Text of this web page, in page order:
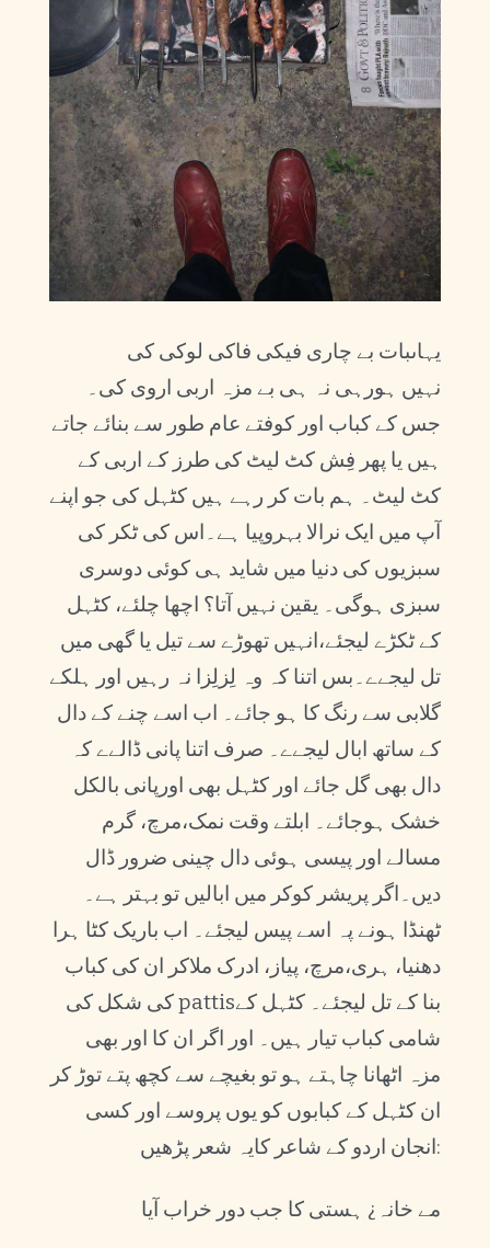
نہیں ہورہی نہ ہی بے مزہ اربی اروی کی۔
جس کے کباب اور کوفتے عام طور سے بنائے جاتے
ہیں یا پھر فِش کٹ لیٹ کی طرز کے اربی کے
کٹ لیٹ۔ ہم بات کر رہے ہیں کٹہل کی جو اپنے
آپ میں ایک نرالا بہروپیا ہے۔اس کی ٹکر کی
سبزیوں کی دنیا میں شاید ہی کوئی دوسری
سبزی ہوگی۔ یقین نہیں آتا؟ اچھا چلئے، کٹہل
کے ٹکڑے لیجئے،انہیں تھوڑے سے تیل یا گھی میں
تل لیجےے۔بس اتنا کہ وہ لِزلِزا نہ رہیں اور ہلکے
گلابی سے رنگ کا ہو جائے۔ اب اسے چنے کے دال
کے ساتھ ابال لیجےے۔ صرف اتنا پانی ڈالےے کہ
دال بھی گل جائے اور کٹہل بھی اورپانی بالکل
خشک ہوجائے۔ ابلتے وقت نمک،مرچ، گرم
مسالے اور پیسی ہوئی دال چینی ضرور ڈال
دیں۔اگر پریشر کوکر میں ابالیں تو بہتر ہے۔
ٹھنڈا ہونے پہ اسے پیس لیجئے۔ اب باریک کٹا ہرا
دھنیا، ہری،مرچ، پیاز، ادرک ملاکر ان کی کباب
کی شکل کی pattisبنا کے تل لیجئے۔ کٹہل کے
شامی کباب تیار ہیں۔ اور اگر ان کا اور بھی
مزہ اٹھانا چاہتے ہو تو بغیچے سے کچھ پتے توڑ کر
ان کٹہل کے کبابوں کو یوں پروسے اور کسی
انجان اردو کے شاعر کایہ شعر پڑھیں:
مے خانہ¿ ہستی کا جب دور خراب آیا